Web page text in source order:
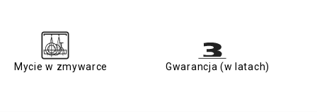
Mycie w zmywarce Gwarancja (w latach)